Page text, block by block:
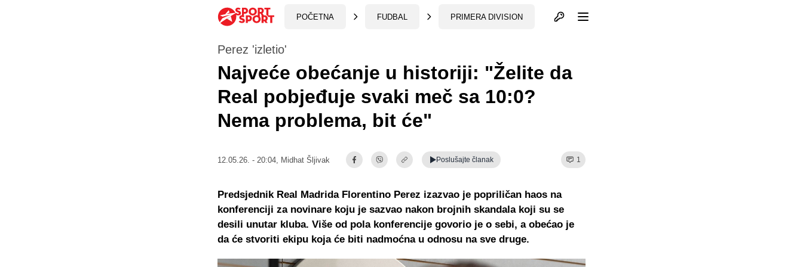
POČETNA FUDBAL PRIMERA DIVISION Otvori profil
Perez 'izletio'
Najveće obećanje u historiji: "Želite da
Real pobjeđuje svaki meč sa 10:0?
Nema problema, bit će"
12.05.26. - 20:04, Midhat Šljivak Poslušajte članak 1
Predsjednik Real Madrida Florentino Perez izazvao je popriličan haos na
konferenciji za novinare koju je sazvao nakon brojnih skandala koji su se
desili unutar kluba. Više od pola konferencije govorio je o sebi, a obećao je
da će stvoriti ekipu koja će biti nadmoćna u odnosu na sve druge.